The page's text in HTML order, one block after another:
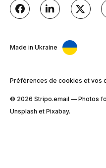
Made in Ukraine
Préférences de cookies et vos
© 2026 Stripо.email — Photos
Unsplash et Pixabay.